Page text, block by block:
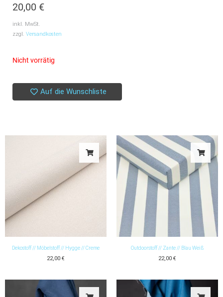
20,00 €
inkl. MwSt.
zzgl. Versandkosten
Nicht vorrätig
Auf die Wunschliste
Dekostoff // Möbelstoff // Hygge // Creme
22,00 €
Outdoorstoff // Zante // Blau Weiß
22,00 €